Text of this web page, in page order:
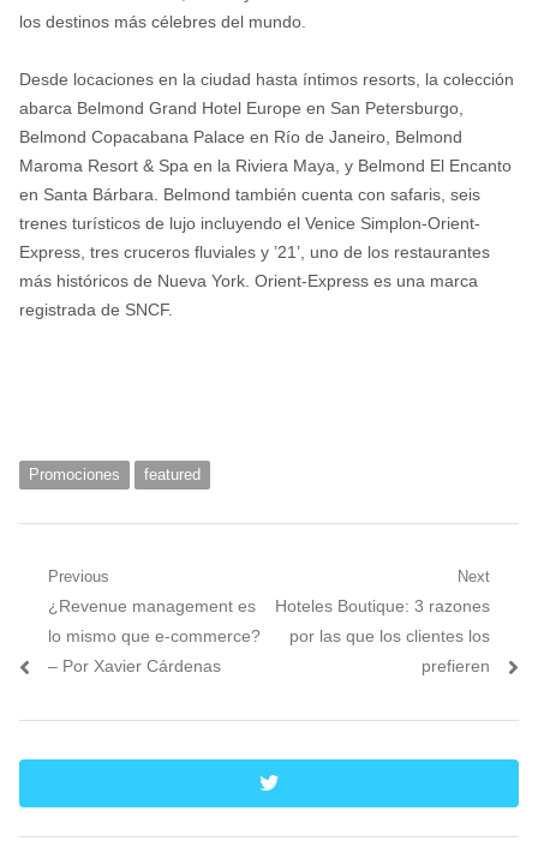
los destinos más célebres del mundo.
Desde locaciones en la ciudad hasta íntimos resorts, la colección
abarca Belmond Grand Hotel Europe en San Petersburgo,
Belmond Copacabana Palace en Río de Janeiro, Belmond
Maroma Resort & Spa en la Riviera Maya, y Belmond El Encanto
en Santa Bárbara. Belmond también cuenta con safaris, seis
trenes turísticos de lujo incluyendo el Venice Simplon-Orient-
Express, tres cruceros fluviales y ’21’, uno de los restaurantes
más históricos de Nueva York. Orient-Express es una marca
registrada de SNCF.
Promociones featured
Navegación
entradas
Previous
Previous
post:
¿Revenue management es
lo mismo que e-commerce?
– Por Xavier Cárdenas
Next
Next
post:
Hoteles Boutique: 3 razones
por las que los clientes los
prefieren
twitter